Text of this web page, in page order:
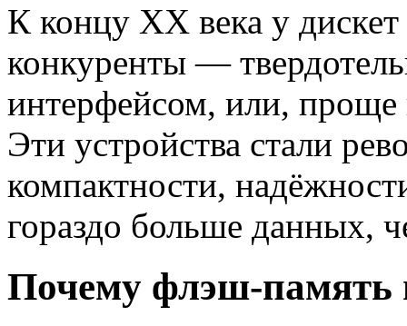
К концу XX века у
конкуренты —
интерфейсом, или,
Эти устройства стали
компактности,
гораздо больше данных,
Почему флэш-